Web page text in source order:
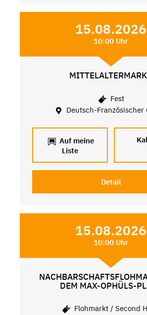
15.08.2026
10:00 Uhr
Fest
Deutsch-Französischer
Auf meine
Liste
Detail
15.08.2026
10:00 Uhr
DEM MAX-OPHÜLS-
Flohmarkt / Second